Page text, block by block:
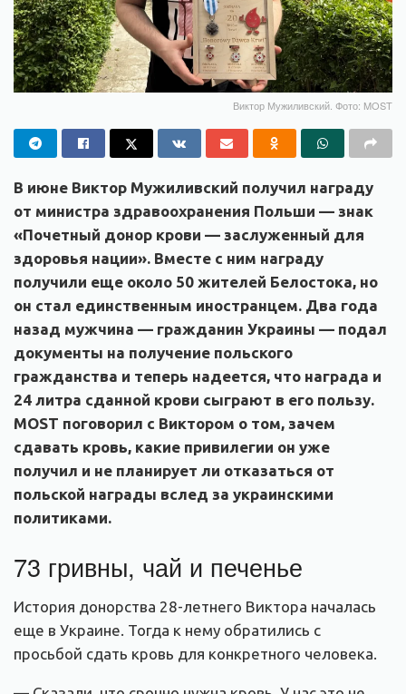
Виктор Мужиливский. Фото: MOST
В июне Виктор Мужиливский получил награду
от министра здравоохранения Польши — знак
«Почетный донор крови — заслуженный для
здоровья нации». Вместе с ним награду
получили еще около 50 жителей Белостока, но
он стал единственным иностранцем. Два года
назад мужчина — гражданин Украины — подал
документы на получение польского
гражданства и теперь надеется, что награда и
24 литра сданной крови сыграют в его пользу.
MOST поговорил с Виктором о том, зачем
сдавать кровь, какие привилегии он уже
получил и не планирует ли отказаться от
польской награды вслед за украинскими
политиками.
73 гривны, чай и печенье
История донорства 28-летнего Виктора началась
еще в Украине. Тогда к нему обратились с
просьбой сдать кровь для конкретного человека.